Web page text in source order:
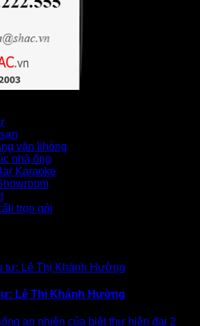
văn lihòng
nhà ống
Karaoke
trọn gói
Lê Thị Khánh Hường